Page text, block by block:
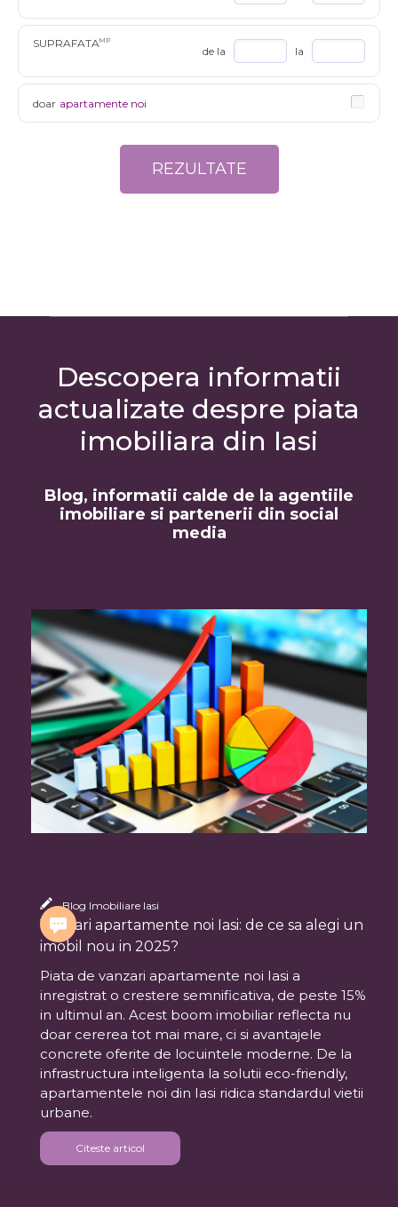
SUPRAFATAMP
de la la
doar apartamente noi
Descopera informatii
actualizate despre piata
imobiliara din Iasi
Blog, informatii calde de la agentiile
imobiliare si partenerii din social
media
Blog Imobiliare Iasi
Vanzari apartamente noi Iasi: de ce sa alegi un
imobil nou in 2025?
Piata de vanzari apartamente noi Iasi a
inregistrat o crestere semnificativa, de peste 15%
in ultimul an. Acest boom imobiliar reflecta nu
doar cererea tot mai mare, ci si avantajele
concrete oferite de locuintele moderne. De la
infrastructura inteligenta la solutii eco-friendly,
apartamentele noi din Iasi ridica standardul vietii
urbane.
Citeste articol